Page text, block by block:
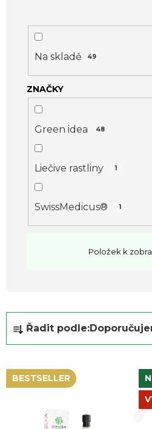
a
e
Řadit podle:
Na skladě 49
ZNAČKY
Green idea 48
Liečive rastliny 1
SwissMedicus® 1
Položek k
BESTSELLER